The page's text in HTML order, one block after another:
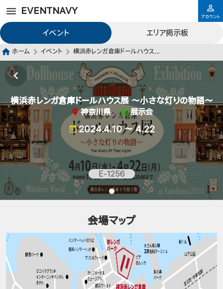
EVENTNAVY
イベント エリア掲示板
アカウント
ホーム イベント 横浜赤レンガ倉庫ドールハウス展 〜小さな灯りの物語〜
横浜赤レンガ倉庫ドールハウス展 〜小さな灯りの物語〜
神奈川県 展示会
2024.4.10 ～ 4.22
E-1256
会場マップ